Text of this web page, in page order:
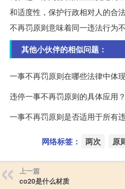
和适度性，保护行政相对人的合
不再罚原则意味着同一违法行为
其他小伙伴的相似问题：
一事不再罚原则在哪些法律中体
违停一事不再罚原则的具体应用？
一事不再罚原则是否适用于所有
网络标签： 两次 原
上一篇
co20是什么材质